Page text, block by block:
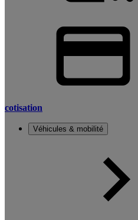
cotisation
Véhicules & mobilité